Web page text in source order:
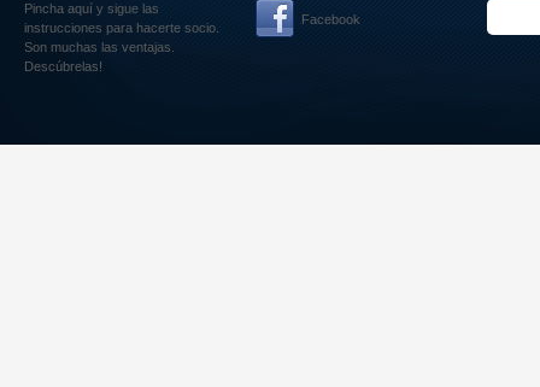
Pincha aquí y sigue las
instrucciones para hacerte socio.
Son muchas las ventajas.
Descúbrelas!
Facebook